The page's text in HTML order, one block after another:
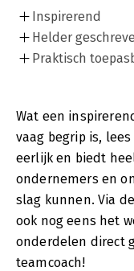
Inspirerend
Helder
Praktisch
Wat een
vaag begrip is,
eerlijk en biedt
ondernemers en
slag kunnen. Via
ook nog eens het
onderdelen direct
teamcoach!